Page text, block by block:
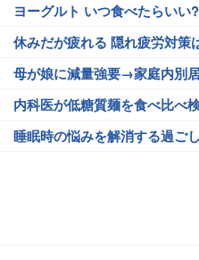
ヨーグルト いつ食べたらいい?
休みだが疲れる 隠れ疲労対策
母が娘に減量強要→家庭内別
内科医が低糖質麺を食べ比べ
睡眠時の悩みを解消する過ご